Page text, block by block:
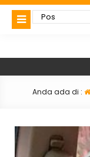
Anda ada di :